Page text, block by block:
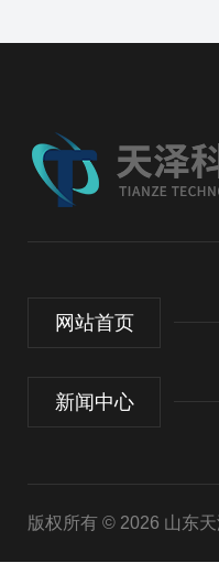
网站首页
新闻中心
版权所有 © 2026 山东